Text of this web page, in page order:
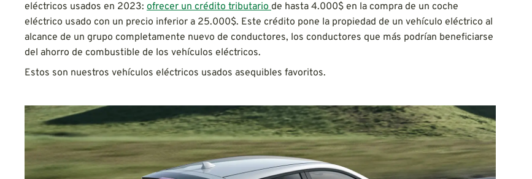
eléctricos usados en 2023: ofrecer un crédito tributariode hasta 4.000$ en la compra de un coche
eléctrico usado con un precio inferior a 25.000$. Este crédito pone la propiedad de un vehículo eléctrico al
alcance de un grupo completamente nuevo de conductores, los conductores que más podrían beneficiarse
del ahorro de combustible de los vehículos eléctricos.
Estos son nuestros vehículos eléctricos usados asequibles favoritos.